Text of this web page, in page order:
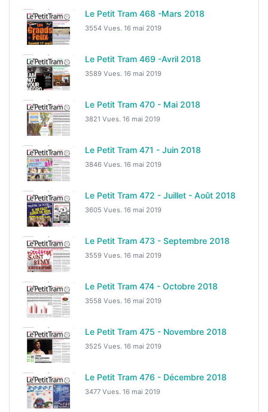
Le Petit Tram 468 -Mars 2018
3554 Vues. 16 mai 2019
Le Petit Tram 469 -Avril 2018
3589 Vues. 16 mai 2019
Le Petit Tram 470 - Mai 2018
3821 Vues. 16 mai 2019
Le Petit Tram 471 - Juin 2018
3846 Vues. 16 mai 2019
Le Petit Tram 472 - Juillet - Août 2018
3605 Vues. 16 mai 2019
Le Petit Tram 473 - Septembre 2018
3559 Vues. 16 mai 2019
Le Petit Tram 474 - Octobre 2018
3558 Vues. 16 mai 2019
Le Petit Tram 475 - Novembre 2018
3525 Vues. 16 mai 2019
Le Petit Tram 476 - Décembre 2018
3477 Vues. 16 mai 2019